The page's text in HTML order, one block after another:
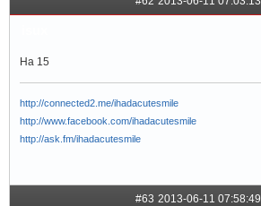
На 15
http://connected2.me/ihadacutesmile
http://www.facebook.com/ihadacutesmile
http://ask.fm/ihadacutesmile
#63 2013-06-11 07:58:49